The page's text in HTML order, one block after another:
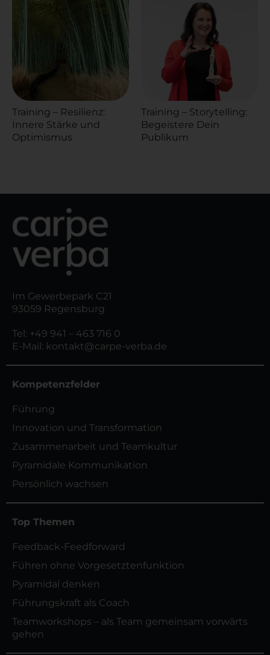
Training – Resilienz:
Innere Stärke und
Optimismus
Training – Storytelling:
Begeistere Dein
Publikum
Im Gewerbepark C21
93059 Regensburg
Tel: +49 941 – 463 716 0
E-Mail: kontakt@carpe-verba.de
Kompetenzfelder
Führung
Innovation und Transformation
Zusammenarbeit und Teamkultur
Pyramidale Kommunikation
Persönlich wachsen
Top Themen
Feedback-Feedforward
Führen ohne Vorgesetztenfunktion
Pyramidal denken
Führungskraft als Coach
Teamworkshops – als Team gemeinsam vorwärts
gehen